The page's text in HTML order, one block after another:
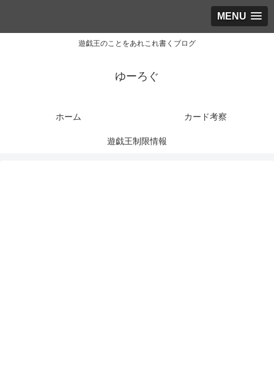
MENU
遊戯王のことをあれこれ書くブログ
ゆーろぐ
ホーム カード考察
遊戯王制限情報